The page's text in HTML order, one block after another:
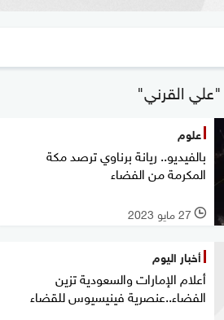
علوم
بالفيديو.. ريانة برناوي ترصد مكة
المكرمة من الفضاء
l 27 مايو 2023
أخبار اليوم
أعلام الإمارات والسعودية تزين
الفضاء..عنصرية فينيسيوس للقضاء